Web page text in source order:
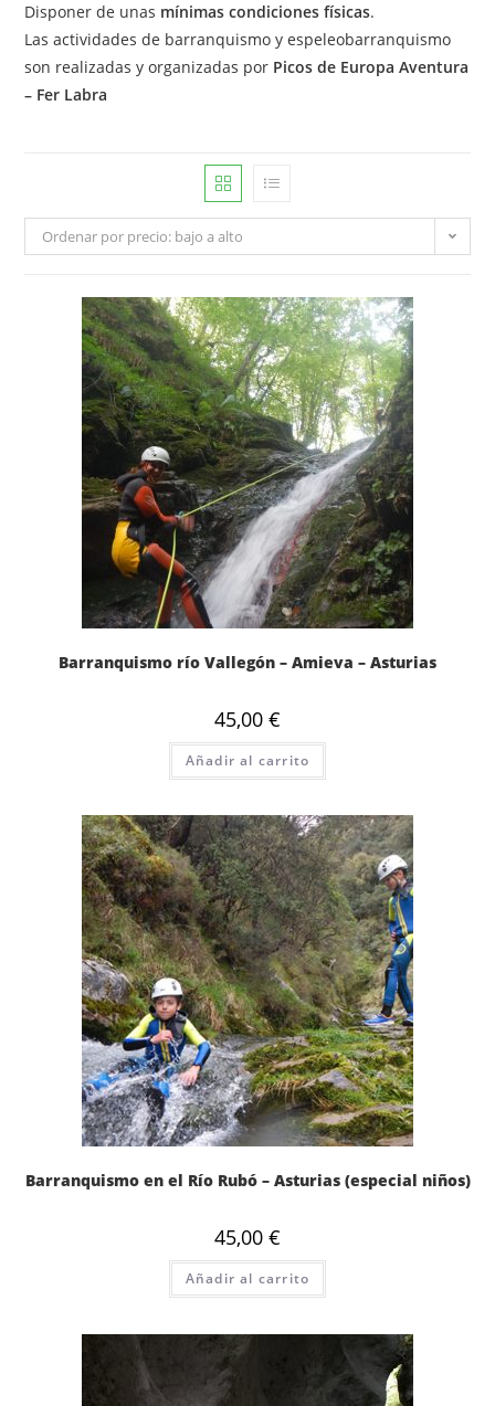
Disponer de unas mínimas condiciones físicas.
Las actividades de barranquismo y espeleobarranquismo
son realizadas y organizadas por Picos de Europa Aventura
– Fer Labra
Ordenar por precio: bajo a alto
Barranquismo río Vallegón – Amieva – Asturias
45,00 €
Añadir al carrito
Barranquismo en el Río Rubó – Asturias (especial niños)
45,00 €
Añadir al carrito